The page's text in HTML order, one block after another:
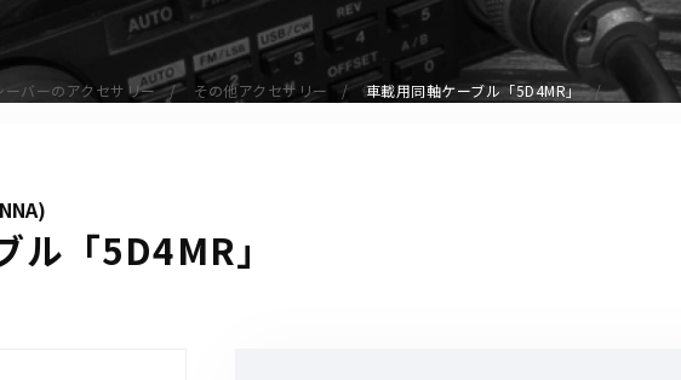
録局）
許局）
）
イヤホンマイク
スピーカーマイク
イヤホン
バーのアクセサリー その他アクセサリー 車載用同軸ケーブル「5D4MR」
ル「5D4MR」